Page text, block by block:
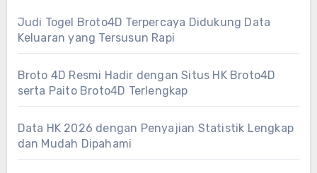
Judi Togel Broto4D Terpercaya Didukung Data
Keluaran yang Tersusun Rapi
Broto 4D Resmi Hadir dengan Situs HK Broto4D
serta Paito Broto4D Terlengkap
Data HK 2026 dengan Penyajian Statistik Lengkap
dan Mudah Dipahami